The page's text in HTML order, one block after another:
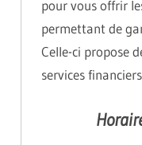
pour vous offrir
permettant de
Celle-ci propose
services